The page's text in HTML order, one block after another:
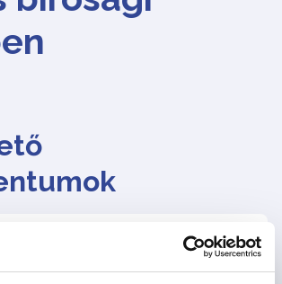
bírósági ügye 6779
Típus: PDF
Frissítve: 2026.07.18.